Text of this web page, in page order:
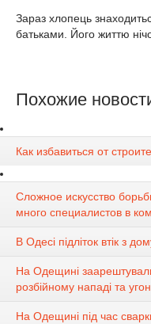
Зараз хлопець
батьками. Його життю
Похожие
Как избавиться от
Сложное искусство
много специалистов в
В Одесі підліток втік з
На Одещині
розбійному нападі та
На Одещині під час